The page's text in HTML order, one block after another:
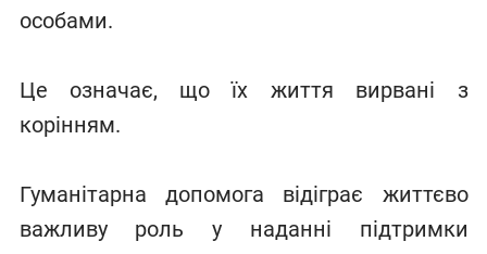
особами.
Це означає, що їх життя вирвані з
корінням.
Гуманітарна допомога відіграє життєво
важливу роль у наданні підтримки